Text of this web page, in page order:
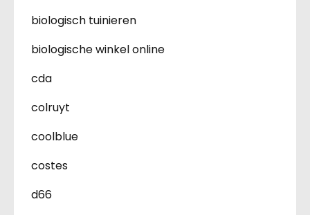
biologisch tuinieren
biologische winkel online
cda
colruyt
coolblue
costes
d66